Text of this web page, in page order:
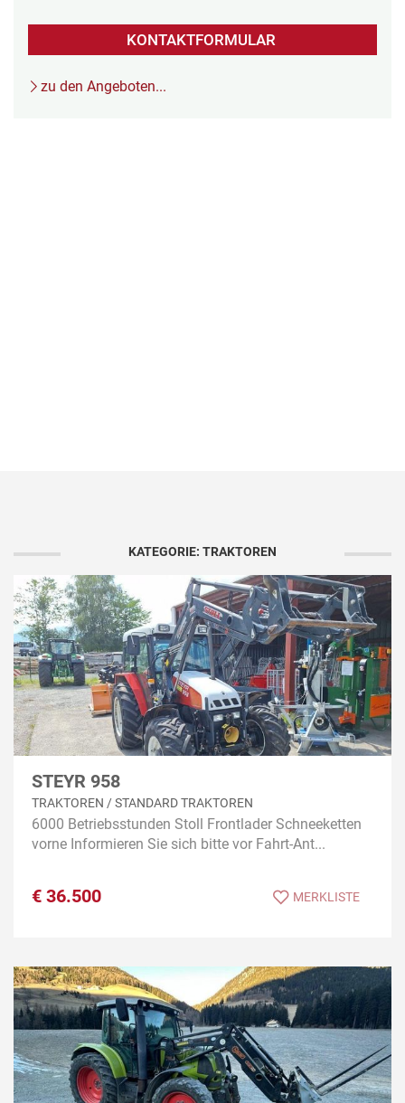
KONTAKTFORMULAR
zu den Angeboten...
KATEGORIE: TRAKTOREN
STEYR 958
TRAKTOREN / STANDARD TRAKTOREN
6000 Betriebsstunden Stoll Frontlader Schneeketten
vorne Informieren Sie sich bitte vor Fahrt-Ant...
€ 36.500 MERKLISTE